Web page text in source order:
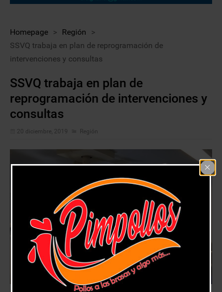
Homepage > Región
>
SSVQ trabaja en plan de reprogramación de
intervenciones y consultas
SSVQ trabaja en plan de
reprogramación de intervenciones y
consultas
20 diciembre, 2019 Región